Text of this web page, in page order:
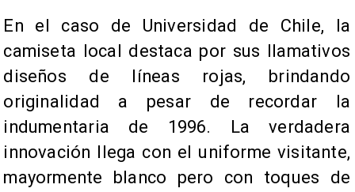
En el caso de Universidad de Chile, la
camiseta local destaca por sus llamativos
diseños de líneas rojas, brindando
originalidad a pesar de recordar la
indumentaria de 1996. La verdadera
innovación llega con el uniforme visitante,
mayormente blanco pero con toques de